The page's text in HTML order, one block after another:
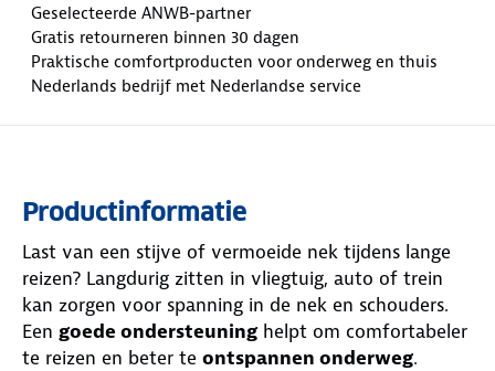
Geselecteerde ANWB-partner
Gratis retourneren binnen 30 dagen
Praktische comfortproducten voor onderweg en thuis
Nederlands bedrijf met Nederlandse service
Productinformatie
Last van een stijve of vermoeide nek tijdens lange
reizen? Langdurig zitten in vliegtuig, auto of trein
kan zorgen voor spanning in de nek en schouders.
Een goede ondersteuning helpt om comfortabeler
te reizen en beter te ontspannen onderweg.